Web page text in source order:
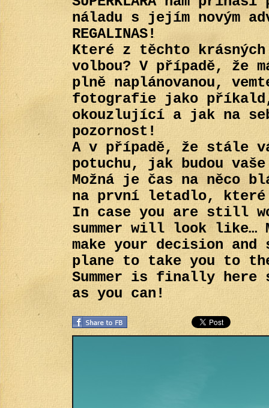
náladu s jejím novým
REGALINAS!
Které z těchto
volbou? V případě, že
plně naplánovanou,
fotografie jako
okouzlující a jak na
pozornost!
A v případě, že stále
potuchu, jak budou
Možná je čas na něco
na první letadlo, které
In case you are still
summer will look like…
make your decision
plane to take you to
Summer is finally here
as you can!